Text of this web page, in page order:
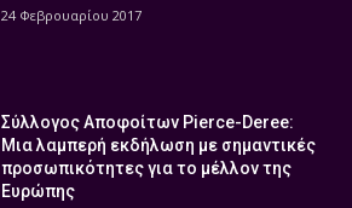
24 Φεβρουαρίου 2017
Σύλλογος Αποφοίτων Pierce-Deree:
Μια λαμπερή εκδήλωση με σημαντικές
προσωπικότητες για το μέλλον της
Ευρώπης